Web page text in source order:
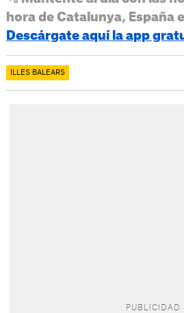
hora de Catalunya, España
Descárgate aquí la app
ILLES BALEARS